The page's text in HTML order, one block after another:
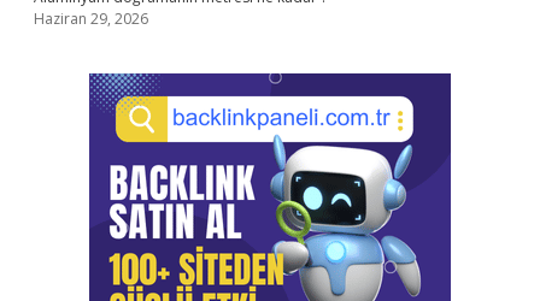
Haziran 29, 2026